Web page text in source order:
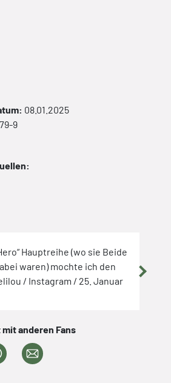
08.01.2025
9
Hauptreihe (wo sie Beide
waren) mochte ich den
/ Instagram / 25. Januar
anderen Fans